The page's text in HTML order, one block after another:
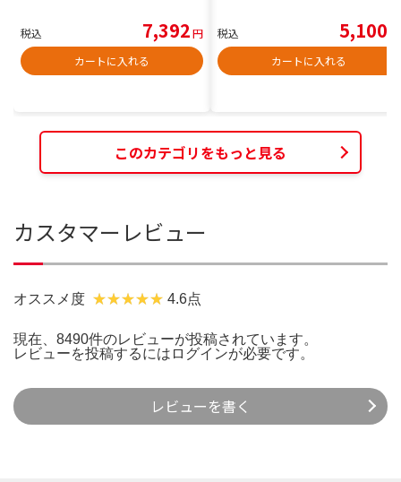
税込 7,392円
カートに入れる
税込 5,100
カートに入れる
このカテゴリをもっと見る
カスタマーレビュー
オススメ度 4.6点
現在、8490件のレビューが投稿されています。
レビューを投稿するには ログインが必要です。
レビューを書く